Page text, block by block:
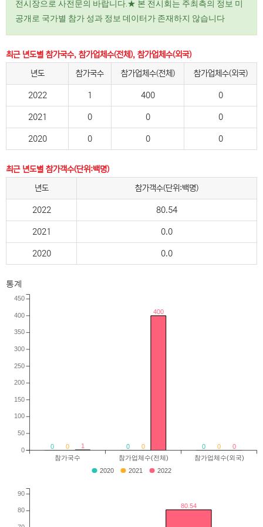
전시장으로 사전문의 바랍니다.★ 본 전시회는 주최측의 정보 미
공개로 국가별 참가 성과 정보 데이터가 존재하지 않습니다
최근 년도별 참가국수, 참가업체수(전체), 참가업체수(외국)
년도
참가국수 참가업체수(전체) 참가업체수(외국)
2022 1 400 0
2021 0 0 0
2020 0 0 0
최근 년도별 참가객수(단위:백명)
년도
참가객수(단위:백명)
2022 80.54
2021 0.0
2020 0.0
통계
0 0 0
0 0 0
1
400
0
참가국수 참가업체수(전체) 참가업체수(외국)
0
50
100
150
200
250
300
350
400
450
2020 2021 2022
80.54
80
90